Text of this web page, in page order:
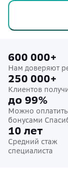
600 000+
Нам доверяют
250 000+
Клиентов
до 99%
Можно оплатить
бонусами
10 лет
Средний стаж
специалиста